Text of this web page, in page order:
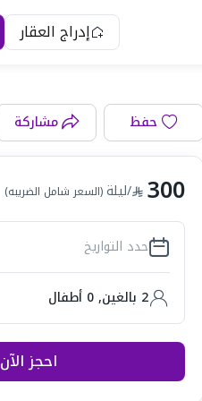
إدراج العقار
المعيشة
حفظ مشاركة
300 /ليلة(السعر شامل الضريبه)
حدد التواريخ
2 بالغين ,
0 أطفال
احجز الآن